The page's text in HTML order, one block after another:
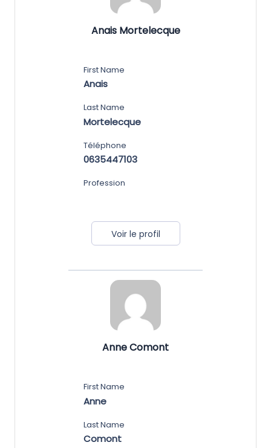
Anais Mortelecque
First Name
Anais
Last Name
Mortelecque
Téléphone
0635447103
Profession
Voir le profil
Anne Comont
First Name
Anne
Last Name
Comont